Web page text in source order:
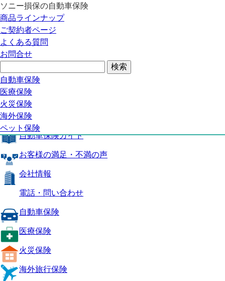
ソニー損保の自動車保険
商品ラインナップ
ご契約者ページ
よくある質問
お問合せ
自動車保険
医療保険
火災保険
海外保険
ペット保険
自動車保険トップ
商品の特長
補償内容
自動車保険ガイド
お客様の満足・不満の声
自動車保険トップ
商品の特長
補償内容
自動車保険ガイド
お客様の満足・不満の声
会社情報
電話・問い合わせ
自動車保険
医療保険
火災保険
海外旅行保険